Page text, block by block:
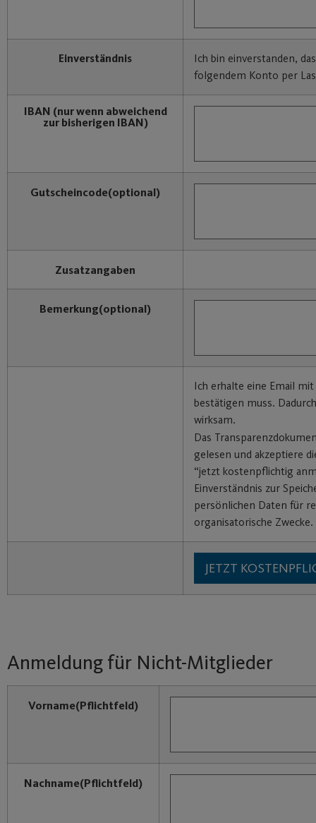
Einverständnis
Ich bin einverstanden,
folgendem Konto per
IBAN (nur wenn abweichend
zur bisherigen IBAN)
Gutscheincode(optional)
Zusatzangaben
Bemerkung(optional)
Ich erhalte eine Email
bestätigen muss.
wirksam.
Das
gelesen und akzeptiere
“jetzt kostenpflichtig
Einverständnis zur
persönlichen Daten für
organisatorische Zwecke.
Anmeldung für Nicht-Mitglieder
Vorname(Pflichtfeld)
Nachname(Pflichtfeld)